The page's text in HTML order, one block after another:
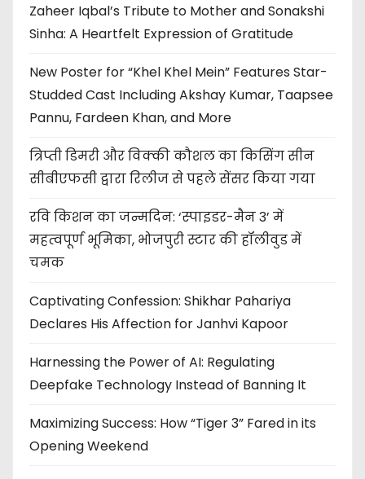
Zaheer Iqbal’s Tribute to Mother and Sonakshi
Sinha: A Heartfelt Expression of Gratitude
New Poster for “Khel Khel Mein” Features Star-
Studded Cast Including Akshay Kumar, Taapsee
Pannu, Fardeen Khan, and More
त्रिप्ती डिमरी और विक्की कौशल का किसिंग सीन
सीबीएफसी द्वारा रिलीज से पहले सेंसर किया गया
रवि किशन का जन्मदिन: ‘स्पाइडर-मैन 3’ में
महत्वपूर्ण भूमिका, भोजपुरी स्टार की हॉलीवुड में
चमक
Captivating Confession: Shikhar Pahariya
Declares His Affection for Janhvi Kapoor
Harnessing the Power of AI: Regulating
Deepfake Technology Instead of Banning It
Maximizing Success: How “Tiger 3” Fared in its
Opening Weekend